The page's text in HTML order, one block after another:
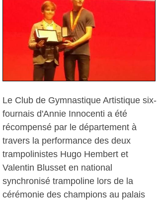
Le Club de Gymnastique Artistique six-
fournais d'Annie Innocenti a été
récompensé par le département à
travers la performance des deux
trampolinistes Hugo Hembert et
Valentin Blusset en national
synchronisé trampoline lors de la
cérémonie des champions au palais